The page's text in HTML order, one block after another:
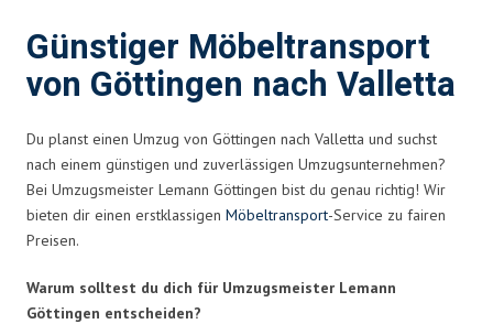
Günstiger Möbeltransport
von Göttingen nach Valletta
Du planst einen Umzug von Göttingen nach Valletta und suchst
nach einem günstigen und zuverlässigen Umzugsunternehmen?
Bei Umzugsmeister Lemann Göttingen bist du genau richtig! Wir
bieten dir einen erstklassigen Möbeltransport-Service zu fairen
Preisen.
Warum solltest du dich für Umzugsmeister Lemann
Göttingen entscheiden?